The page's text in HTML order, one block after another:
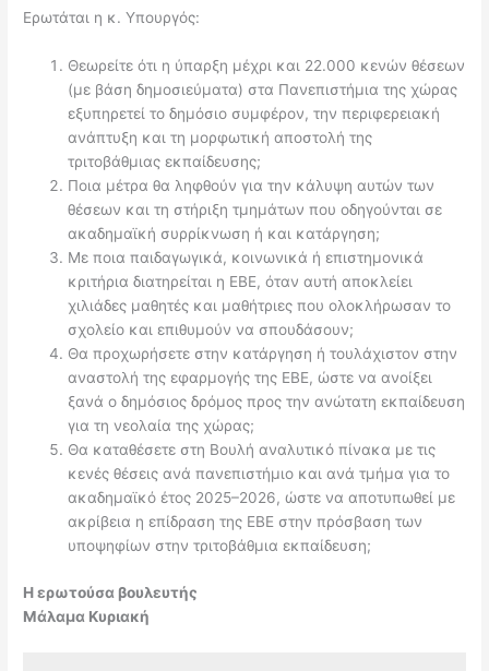
Ερωτάται η κ. Υπουργός:
Θεωρείτε ότι η ύπαρξη μέχρι και 22.000 κενών θέσεων
(με βάση δημοσιεύματα) στα Πανεπιστήμια της χώρας
εξυπηρετεί το δημόσιο συμφέρον, την περιφερειακή
ανάπτυξη και τη μορφωτική αποστολή της
τριτοβάθμιας εκπαίδευσης;
Ποια μέτρα θα ληφθούν για την κάλυψη αυτών των
θέσεων και τη στήριξη τμημάτων που οδηγούνται σε
ακαδημαϊκή συρρίκνωση ή και κατάργηση;
Με ποια παιδαγωγικά, κοινωνικά ή επιστημονικά
κριτήρια διατηρείται η ΕΒΕ, όταν αυτή αποκλείει
χιλιάδες μαθητές και μαθήτριες που ολοκλήρωσαν το
σχολείο και επιθυμούν να σπουδάσουν;
Θα προχωρήσετε στην κατάργηση ή τουλάχιστον στην
αναστολή της εφαρμογής της ΕΒΕ, ώστε να ανοίξει
ξανά ο δημόσιος δρόμος προς την ανώτατη εκπαίδευση
για τη νεολαία της χώρας;
Θα καταθέσετε στη Βουλή αναλυτικό πίνακα με τις
κενές θέσεις ανά πανεπιστήμιο και ανά τμήμα για το
ακαδημαϊκό έτος 2025–2026, ώστε να αποτυπωθεί με
ακρίβεια η επίδραση της ΕΒΕ στην πρόσβαση των
υποψηφίων στην τριτοβάθμια εκπαίδευση;
Η ερωτούσα βουλευτής
Μάλαμα Κυριακή